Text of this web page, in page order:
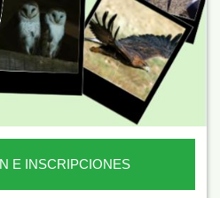
E INSCRIPCIONES